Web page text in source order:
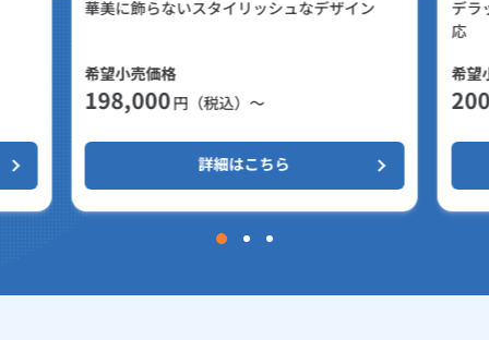
華美に飾らないスタイリッシュなデザイン
希望小売価格
198,000円（税込）～
詳細はこちら
デラ
応
希望